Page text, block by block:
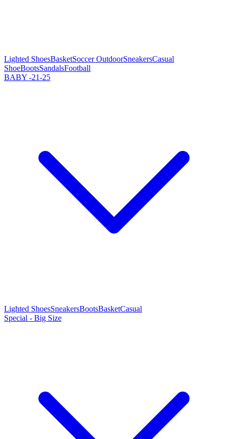
Lighted ShoesBasketSoccer OutdoorSneakersCasual
ShoeBootsSandalsFootball
BABY -21-25
Lighted ShoesSneakersBootsBasketCasual
Special - Big Size